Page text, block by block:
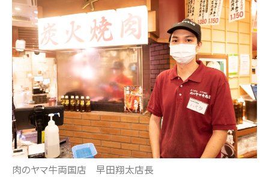
肉のヤマ牛両国店 早田翔太店長